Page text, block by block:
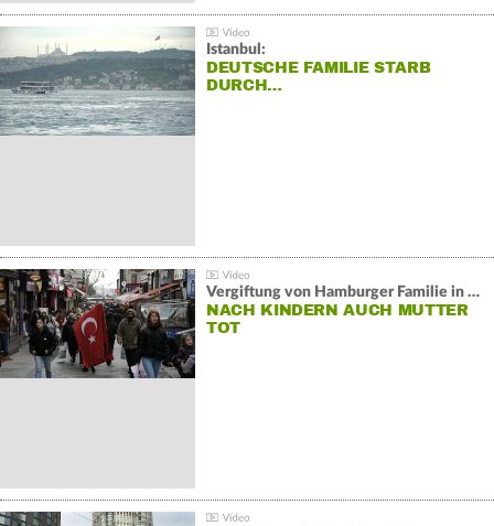
Istanbul:
DEUTSCHE FAMILIE STARB
DURCH…
Vergiftung von Hamburger Familie in Istanbul:
NACH KINDERN AUCH MUTTER
TOT